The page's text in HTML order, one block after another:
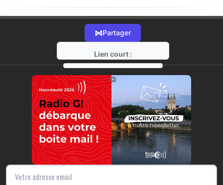
⋈Partager
Lien court :
https://radio-g.fr?21469
⧉